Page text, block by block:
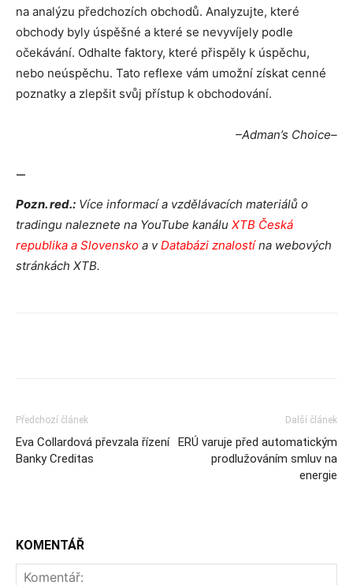
na analýzu předchozích obchodů. Analyzujte, které
obchody byly úspěšné a které se nevyvíjely podle
očekávání. Odhalte faktory, které přispěly k úspěchu,
nebo neúspěchu. Tato reflexe vám umožní získat cenné
poznatky a zlepšit svůj přístup k obchodování.
–Adman’s Choice–
—
Pozn. red.: Více informací a vzdělávacích materiálů o
tradingu naleznete na YouTube kanálu XTB Česká
republika a Slovensko a vDatabázi znalostína webových
stránkách XTB.
Předchozí článek
Eva Collardová převzala řízení
Banky Creditas
Další článek
ERÚ varuje před automatickým
prodlužováním smluv na
energie
KOMENTÁŘ